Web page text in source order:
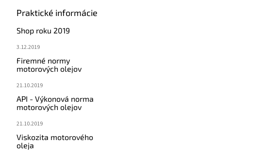
Praktické informácie
Shop roku 2019
3.12.2019
Firemné normy
motorových olejov
21.10.2019
API - Výkonová norma
motorových olejov
21.10.2019
Viskozita motorového
oleja